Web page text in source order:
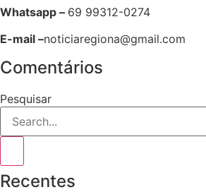
Whatsapp – 69 99312-0274
E-mail –noticiaregiona@gmail.com
Comentários
Pesquisar
Recentes